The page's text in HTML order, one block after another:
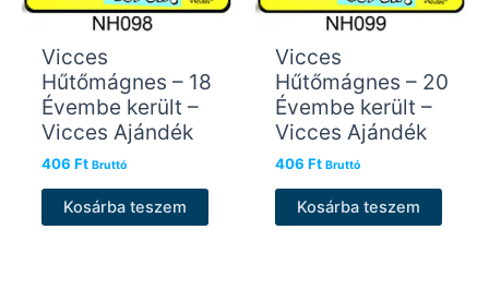
Vicces
Hűtőmágnes – 18
Évembe került –
Vicces Ajándék
406 Ft Bruttó
Kosárba teszem
Vicces
Hűtőmágnes – 20
Évembe került –
Vicces Ajándék
406 Ft Bruttó
Kosárba teszem